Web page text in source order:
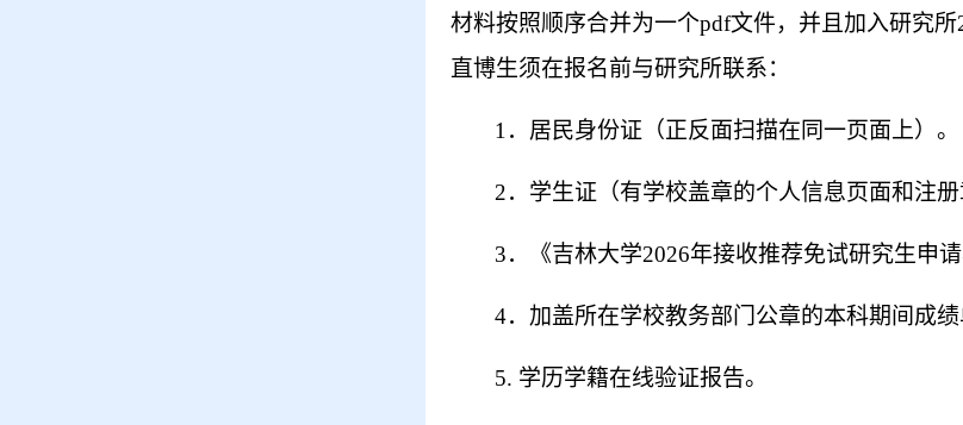
材料按照顺序合并为一个pdf文件，并且加入研究所
直博生须在报名前与研究所联系：
1 ．居民身份证（正反面扫描在同一页面上）。
2．学生证（有学校盖章的个人信息页面和注册
3．《吉林大学2026年接收推荐免试研究生申
4．加盖所在学校教务部门公章的本科期间成绩
5. 学历学籍在线验证报告。